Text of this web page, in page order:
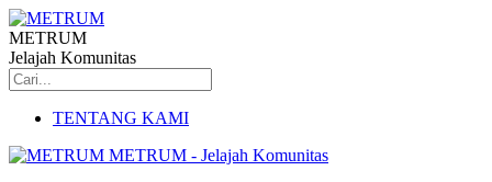
METRUM
Jelajah Komunitas
TENTANG KAMI
METRUM - Jelajah Komunitas